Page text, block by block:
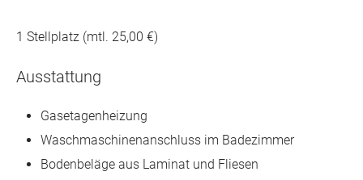
1 Stellplatz (mtl. 25,00 €)
Ausstattung
Gasetagenheizung
Waschmaschinenanschluss im Badezimmer
Bodenbeläge aus Laminat und Fliesen